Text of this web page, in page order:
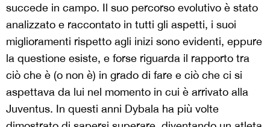
succede in campo. Il suo percorso evolutivo è stato
analizzato e raccontato in tutti gli aspetti, i suoi
miglioramenti rispetto agli inizi sono evidenti, eppure
la questione esiste, e forse riguarda il rapporto tra
ciò che è (o non è) in grado di fare e ciò che ci si
aspettava da lui nel momento in cui è arrivato alla
Juventus. In questi anni Dybala ha più volte